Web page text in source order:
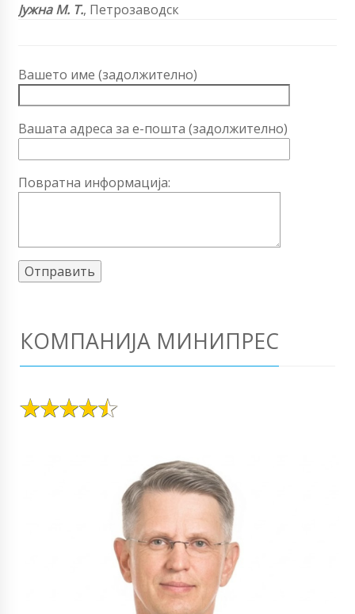
Јужна М. Т., Петрозаводск
Вашето име (задолжително)
Вашата адреса за е-пошта (задолжително)
Повратна информација:
КОМПАНИЈА МИНИПРЕС